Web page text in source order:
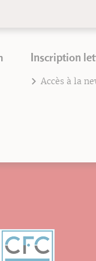
Inscription
Accès à la